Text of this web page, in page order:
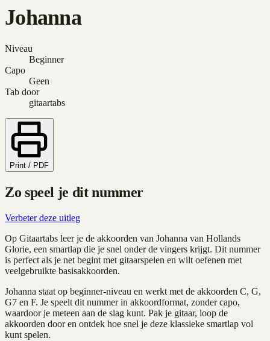
Johanna
Niveau
Beginner
Capo
Geen
Tab door
gitaartabs
Print / PDF
Zo speel je dit nummer
Verbeter deze uitleg
Op Gitaartabs leer je de akkoorden van Johanna van Hollands
Glorie, een smartlap die je snel onder de vingers krijgt. Dit nummer
is perfect als je net begint met gitaarspelen en wilt oefenen met
veelgebruikte basisakkoorden.
Johanna staat op beginner-niveau en werkt met de akkoorden C, G,
G7 en F. Je speelt dit nummer in akkoordformat, zonder capo,
waardoor je meteen aan de slag kunt. Pak je gitaar, loop de
akkoorden door en ontdek hoe snel je deze klassieke smartlap vol
kunt spelen.